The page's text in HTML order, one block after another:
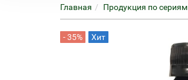
Главная Продукция по сериям
- 35% Хит